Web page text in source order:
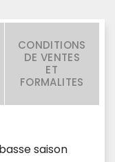
CONDITIONS
DE VENTES
ET
FORMALITES
saison